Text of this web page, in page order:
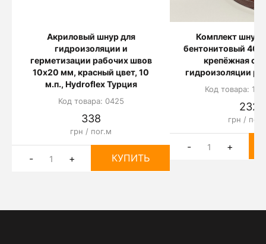
Акриловый шнур для
гидроизоляции и
герметизации рабочих швов
10х20 мм, красный цвет, 10
м.п., Hydroflex Турция
Код товара: 0425
338
грн / пог.м
- + КУПИТЬ
Комплект шнур
бентонитовый 40
крепёжная
гидроизоляции
Код товара:
232
грн /
- +